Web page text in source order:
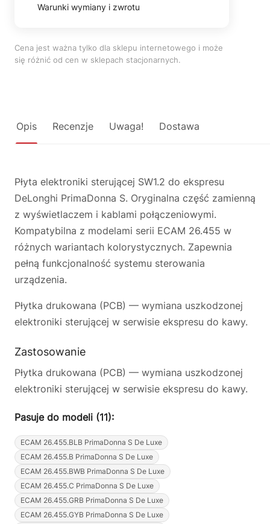
Warunki wymiany i zwrotu
Cena jest ważna tylko dla sklepu internetowego i może
się różnić od cen w sklepach stacjonarnych.
Opis Recenzje Uwaga! Dostawa
Płyta elektroniki sterującej SW1.2 do ekspresu
DeLonghi PrimaDonna S. Oryginalna część zamienną
z wyświetlaczem i kablami połączeniowymi.
Kompatybilna z modelami serii ECAM 26.455 w
różnych wariantach kolorystycznych. Zapewnia
pełną funkcjonalność systemu sterowania
urządzenia.
Płytka drukowana (PCB) — wymiana uszkodzonej
elektroniki sterującej w serwisie ekspresu do kawy.
Zastosowanie
Płytka drukowana (PCB) — wymiana uszkodzonej
elektroniki sterującej w serwisie ekspresu do kawy.
Pasuje do modeli (11):
ECAM 26.455.BLB PrimaDonna S De Luxe
ECAM 26.455.B PrimaDonna S De Luxe
ECAM 26.455.BWB PrimaDonna S De Luxe
ECAM 26.455.C PrimaDonna S De Luxe
ECAM 26.455.GRB PrimaDonna S De Luxe
ECAM 26.455.GYB PrimaDonna S De Luxe